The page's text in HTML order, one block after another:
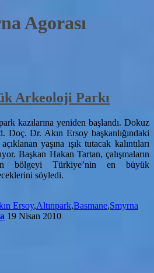
Agorası
Arkeoloji Parkı
kazılarına yeniden başlandı. Dokuz
Doç. Dr. Akın Ersoy başkanlığındaki
yaşına ışık tutacak kalıntıları
Başkan Hakan Tartan, çalışmaların
bölgeyi Türkiye’nin en büyük
söyledi.
Ersoy,Altınpark,Basmane,Smyrna
19 Nisan 2010